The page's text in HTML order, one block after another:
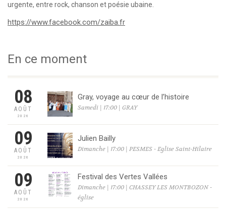
urgente, entre rock, chanson et poésie ubaine.
https://www.facebook.com/zaiba.fr
En ce moment
08
AOÛT
2026
Gray, voyage au cœur de l’histoire
Samedi | 17:00 | GRAY
09
AOÛT
2026
Julien Bailly
Dimanche | 17:00 | PESMES - Eglise Saint-Hilaire
09
AOÛT
2026
Festival des Vertes Vallées
Dimanche | 17:00 | CHASSEY LES MONTBOZON -
église